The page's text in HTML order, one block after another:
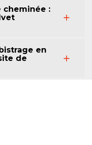
cheminée :
en
de